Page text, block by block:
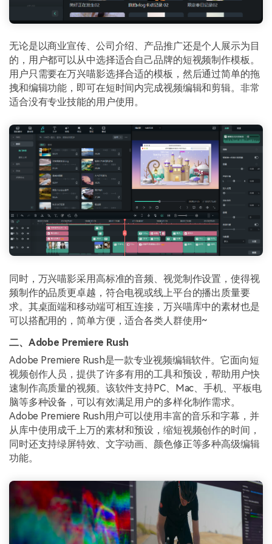
无论是以商业宣传、公司介绍、产品推广还是个人展示为目
的，用户都可以从中选择适合自己品牌的短视频制作模板。
用户只需要在万兴喵影选择合适的模板，然后通过简单的拖
拽和编辑功能，即可在短时间内完成视频编辑和剪辑。非常
适合没有专业技能的用户使用。
同时，万兴喵影采用高标准的音频、视觉制作设置，使得视
频制作的品质更卓越，符合电视或线上平台的播出质量要
求。其桌面端和移动端可相互连接，万兴喵库中的素材也是
可以搭配用的，简单方便，适合各类人群使用~
二、Adobe Premiere Rush
Adobe Premiere Rush是一款专业视频编辑软件。它面向短
视频创作人员，提供了许多有用的工具和预设，帮助用户快
速制作高质量的视频。该软件支持PC、Mac、手机、平板电
脑等多种设备，可以有效满足用户的多样化制作需求。
Adobe Premiere Rush用户可以使用丰富的音乐和字幕，并
从库中使用成千上万的素材和预设，缩短视频创作的时间，
同时还支持绿屏特效、文字动画、颜色修正等多种高级编辑
功能。